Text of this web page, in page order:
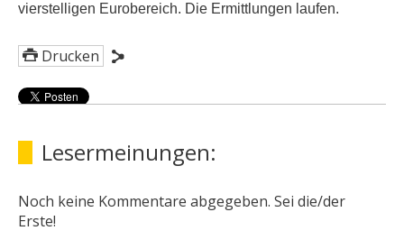
vierstelligen Eurobereich. Die Ermittlungen laufen.
Drucken
Lesermeinungen:
Noch keine Kommentare abgegeben. Sei die/der
Erste!